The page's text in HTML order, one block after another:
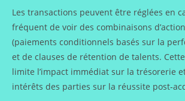
Les transactions peuvent être réglées en
fréquent de voir des combinaisons
(paiements conditionnels basés sur la
et de clauses de rétention de talents.
limite l’impact immédiat sur la trésorerie
intérêts des parties sur la réussite